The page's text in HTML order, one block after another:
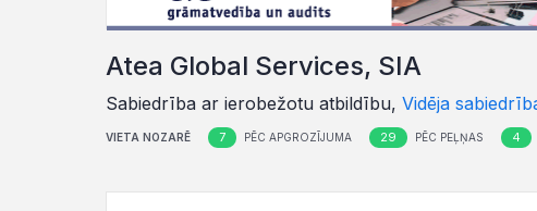
Atea Global Services, SIA
Sabiedrība ar ierobežotu atbildību, Vidēja
VIETA NOZARĒ 7 PĒC APGROZĪJUMA 29 PĒC PEĻŅAS 4